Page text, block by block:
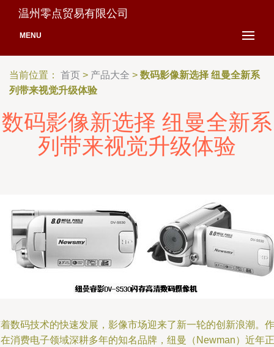
温州零点贸易有限公司
MENU
当前位置： 首页 > 产品大全 > 数码影像新选择 纽曼全新系
列带来视觉升级体验
数码影像新选择 纽曼全新系
列带来视觉升级体验
数码技术的快速发展，影像市场迎来了新一轮的创新浪潮。作
消费电子领域深耕多年的知名品牌，纽曼（Newman）近年正